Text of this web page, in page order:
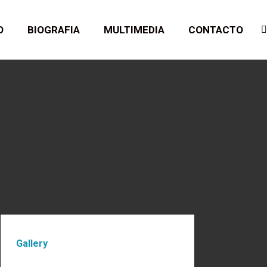
BIOGRAFIA MULTIMEDIA CONTACTO
Gallery